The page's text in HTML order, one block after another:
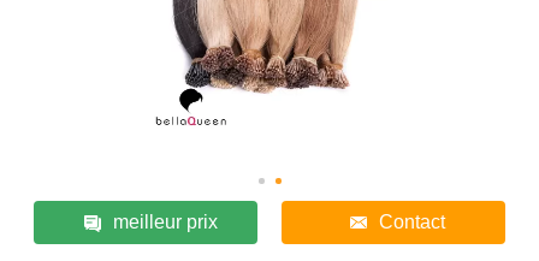
meilleur prix Contact